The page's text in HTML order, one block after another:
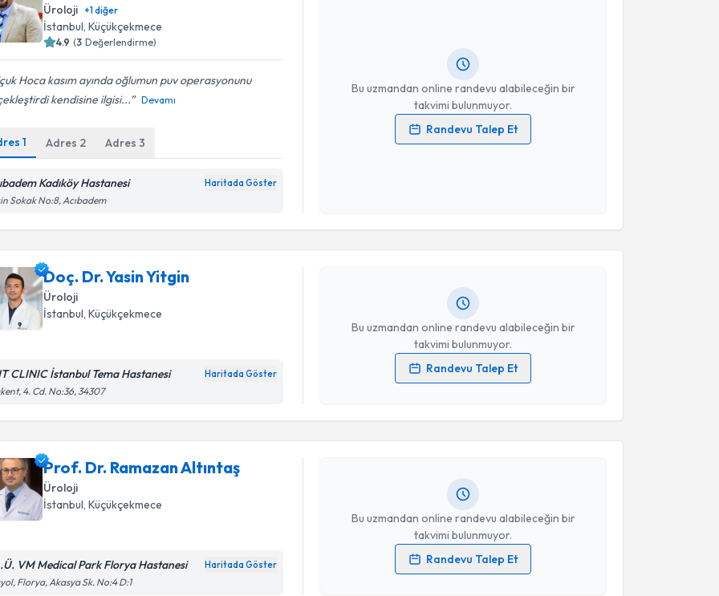
Üroloji +1diğer
İstanbul,Küçükçekmece
4.9 (3 Değerlendirme)
Hoca kasım ayında oğlumun puv operasyonunu
kendisine ilgisi...
Devamı
1 Adres 2 Adres3
Kadıköy Hastanesi Haritada Göster
Sokak No:8, Acıbadem
Bu uzmandan online randevu alabileceğin bir
takvimi bulunmuyor.
Randevu Talep Et
Kişisel verilerimin işlenmesine ilişkinAydınlatma Metni
Takvim Talebini Gönder
Doç. Dr. Yasin Yitgin
Üroloji
İstanbul,Küçükçekmece
CLINIC İstanbul Tema Hastanesi Haritada Göster
4. Cd. No:36, 34307
Bu uzmandan online randevu alabileceğin bir
takvimi bulunmuyor.
Randevu Talep Et
Kişisel verilerimin işlenmesine ilişkinAydınlatma Metni
işlenmesini kabul ediyorum.
Prof. Dr. Ramazan Altıntaş
Üroloji
İstanbul,Küçükçekmece
VM Medical Park Florya Hastanesi Haritada Göster
Florya, Akasya Sk. No:4 D:1
Bu uzmandan online randevu alabileceğin bir
takvimi bulunmuyor.
Randevu Talep Et
Randevu Takvimi Talebi
Kişisel verilerimin işlenmesine ilişkinAydınlatma Metni
Randevu Takvimi Talebi